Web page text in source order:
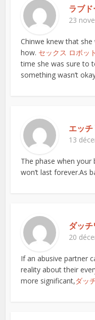
ラブ
23
Chinwe knew that
how. セックス ロボッ
time she was sure to
something wasn’t
エッ
13
The phase when your
won’t last forever.As
ダッ
20
If an abusive partner
reality about their
more significant,ダッ